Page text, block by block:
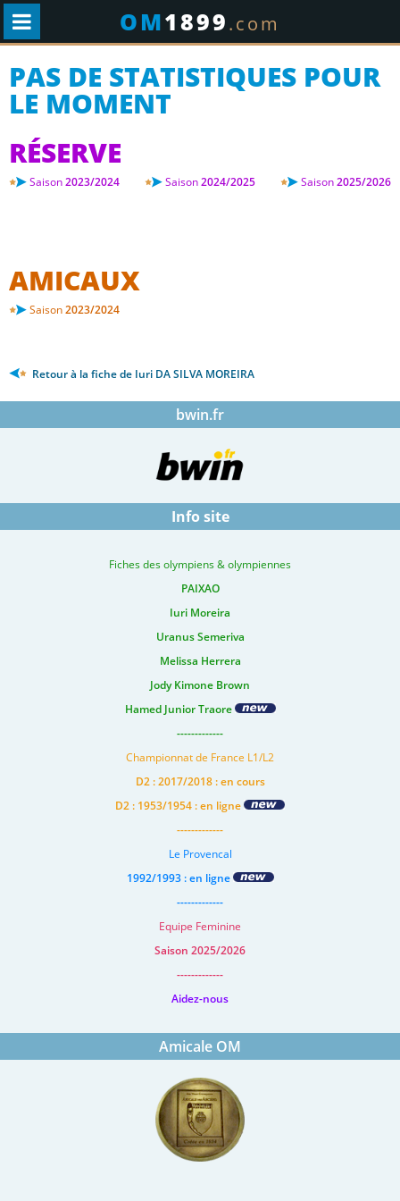
OM1899.com
PAS DE STATISTIQUES POUR
LE MOMENT
RÉSERVE
Saison2023/2024 Saison2024/2025 Saison2025/2026
AMICAUX
Saison2023/2024
Retour à la fiche de Iuri DA SILVA MOREIRA
bwin.fr
Info site
Fiches des olympiens & olympiennes
PAIXAO
Iuri Moreira
Uranus Semeriva
Melissa Herrera
Jody Kimone Brown
Hamed Junior Traore
-------------
Championnat de France L1/L2
D2 : 2017/2018 : en cours
D2 : 1953/1954 : en ligne
-------------
Le Provencal
1992/1993 : en ligne
-------------
Equipe Feminine
Saison 2025/2026
-------------
Aidez-nous
Amicale OM